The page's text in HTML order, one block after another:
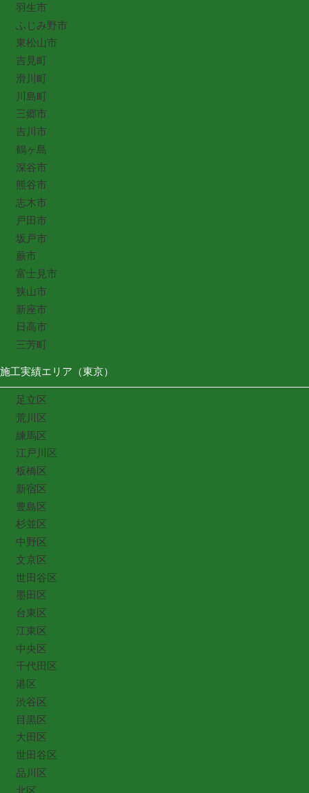
羽生市
ふじみ野市
東松山市
吉見町
滑川町
川島町
三郷市
吉川市
鶴ヶ島
深谷市
熊谷市
志木市
戸田市
坂戸市
蕨市
富士見市
狭山市
新座市
日高市
三芳町
施工実績エリア（東京）
足立区
荒川区
練馬区
江戸川区
板橋区
新宿区
豊島区
杉並区
中野区
文京区
世田谷区
墨田区
台東区
江東区
中央区
千代田区
港区
渋谷区
目黒区
大田区
世田谷区
品川区
北区